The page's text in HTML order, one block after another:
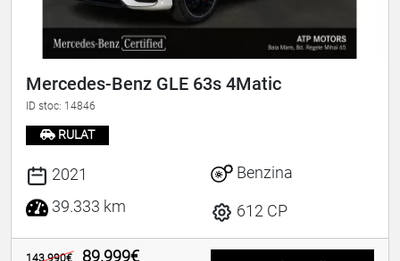
Mercedes-Benz GLE 63s 4Matic
ID stoc: 14846
RULAT
2021
39.333 km
Benzina
612 CP
143.990€ 89.999€